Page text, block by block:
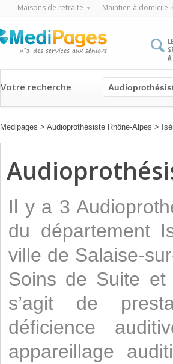
Maisons de retraite Maintien à domicile
A
Votre recherche
Medipages > Audioprothésiste Rhône-Alpes >
Il y a 3
du département
ville de Salaise-
Soins de Suite
s’agit de
déficience
appareillage